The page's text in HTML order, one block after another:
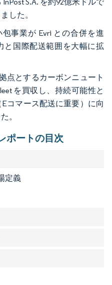
した。
事業が Evri との合併を進
と国際配送範囲を大幅に拡
点とするカーボンニュート
を買収し、持続可能性と
コマース配送に重要）に向
。
ポートの目次
定義